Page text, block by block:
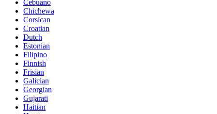
Cebuano
Chichewa
Corsican
Croatian
Dutch
Estonian
Filipino
Finnish
Frisian
Galician
Georgian
Gujarati
Haitian